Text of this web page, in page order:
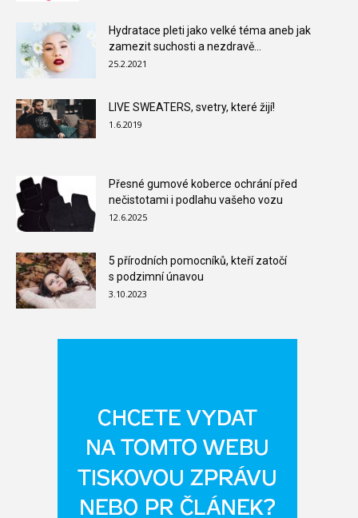
Hydratace pleti jako velké téma aneb jak
zamezit suchosti a nezdravě...
25.2.2021
LIVE SWEATERS, svetry, které žijí!
1.6.2019
Přesné gumové koberce ochrání před
nečistotami i podlahu vašeho vozu
12.6.2025
5 přírodních pomocníků, kteří zatočí
s podzimní únavou
3.10.2023